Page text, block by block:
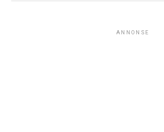
ANNONSE